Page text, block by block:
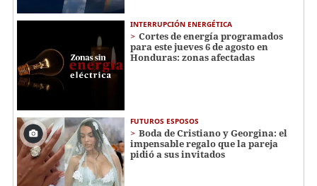
INTERRUPCIÓN ENERGÉTICA
Cortes de energía programados
para este jueves 6 de agosto en
Honduras: zonas afectadas
FUTUROS ESPOSOS
Boda de Cristiano y Georgina: el
impensable regalo que la pareja
pidió a sus invitados